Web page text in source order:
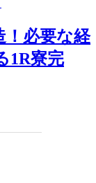
！必要な経
1R寮完